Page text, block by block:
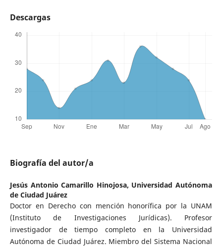
Descargas
Biografía del autor/a
Jesús Antonio Camarillo Hinojosa, Universidad Autónoma
de Ciudad Juárez
Doctor en Derecho con mención honorífica por la UNAM
(Instituto de Investigaciones Jurídicas). Profesor
investigador de tiempo completo en la Universidad
Autónoma de Ciudad Juárez. Miembro del Sistema Nacional